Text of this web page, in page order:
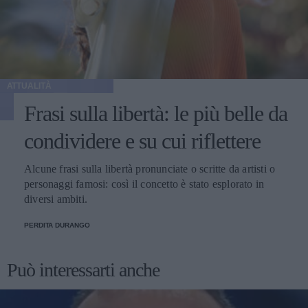
Frasi sulla libertà: le più belle da
condividere e su cui riflettere
Alcune frasi sulla libertà pronunciate o scritte da artisti o
personaggi famosi: così il concetto è stato esplorato in
diversi ambiti.
PERDITA DURANGO
Può interessarti anche